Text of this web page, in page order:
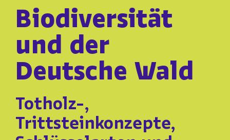
Über uns
Unsere Themen
Blog
Webshop
Biodiversität
und der
Deutsche Wald
Totholz-,
Trittsteinkonzepte,